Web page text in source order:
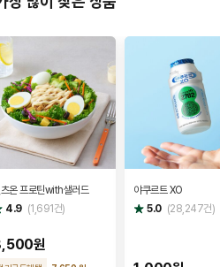
온 프로틴with샐러드
4.9 (1,691건)
원
야쿠르트 XO
별
점
5.0 (28,247건)